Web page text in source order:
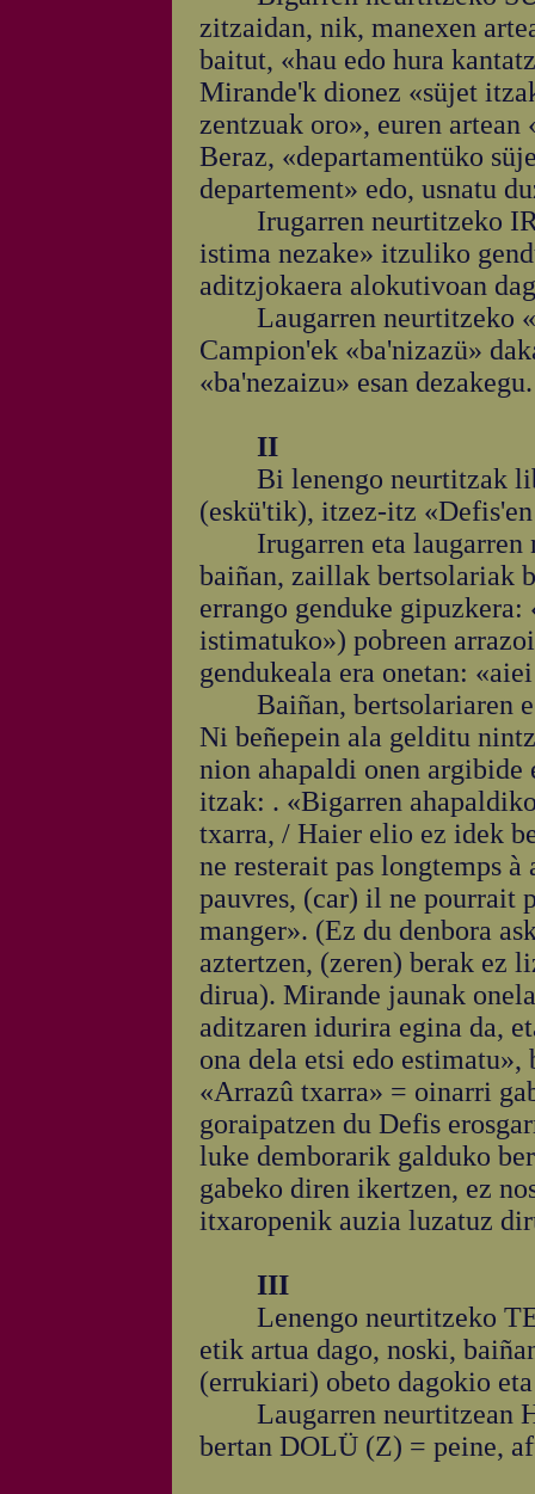
zitzaidan, nik, manexen
baitut, «hau edo hura
Mirande'k dionez «süjet
zentzuak oro», euren
Beraz, «departamentüko
departement» edo, usnatu
Irugarren neurtitzeko
istima nezake» itzuliko
aditzjokaera alokutivoan
Laugarren neurtitzeko
Campion'ek «ba'nizazü»
«ba'nezaizu» esan dezakegu.
II
Bi lenengo neurtitzak
(eskü'tik), itzez-itz
Irugarren eta laugarren
baiñan, zaillak bertsolariak
errango genduke
istimatuko») pobreen
gendukeala era onetan:
Baiñan, bertsolariaren
Ni beñepein ala gelditu
nion ahapaldi onen
itzak: . «Bigarren
txarra, / Haier elio ez idek
ne resterait pas longtemps
pauvres, (car) il ne pourrait
manger». (Ez du denbora
aztertzen, (zeren) berak ez
dirua). Mirande jaunak
aditzaren idurira egina da,
ona dela etsi edo
«Arrazû txarra» = oinarri
goraipatzen du Defis
luke demborarik galduko
gabeko diren ikertzen, ez
itxaropenik auzia luzatuz
III
Lenengo neurtitzeko
etik artua dago, noski,
(errukiari) obeto dagokio
Laugarren neurtitzean
bertan DOLÜ (Z) = peine,